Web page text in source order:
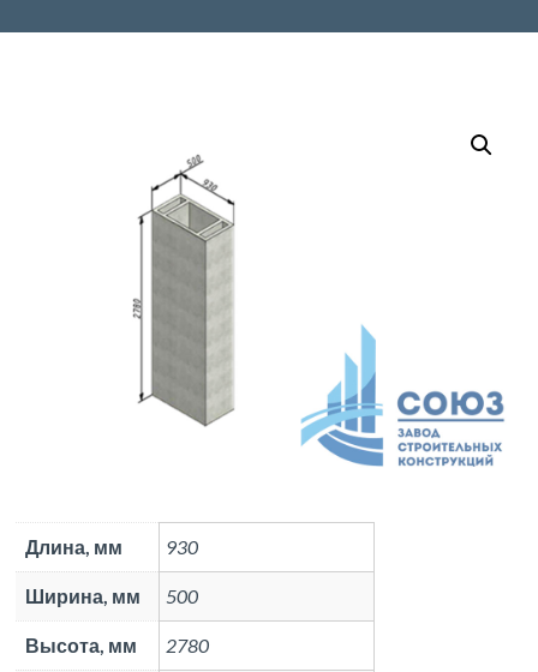
Длина, мм 930
Ширина, мм 500
Высота, мм 2780